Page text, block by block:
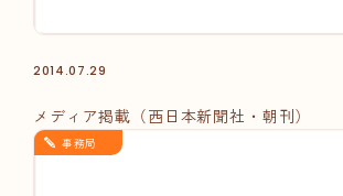
2014.07.29
メディア掲載（西日本新聞社・朝刊）
事務局